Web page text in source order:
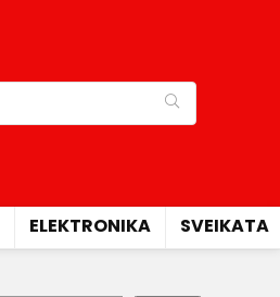
ELEKTRONIKA SVEIKATA